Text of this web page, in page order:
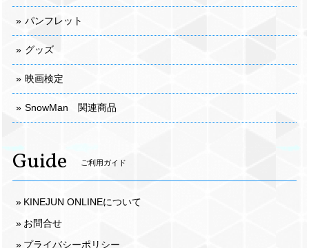
パンフレット
グッズ
映画検定
SnowMan 関連商品
Guide ご利用ガイド
KINEJUN ONLINEについて
お問合せ
プライバシーポリシー